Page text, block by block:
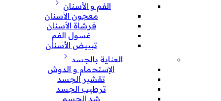
الفم و الأسنان
معجون الأسنان
فرشاة الأسنان
غسول الفم
تبييض الأسنان
العناية بالجسد
الإستحمام و الدوش
تقشير الجسد
ترطيب الجسد
شد الجسم